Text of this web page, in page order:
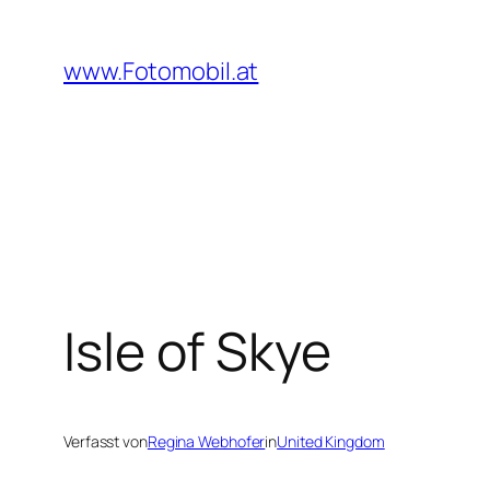
springen
www.Fotomobil.at
Isle of Skye
Verfasst vonRegina WebhoferinUnited Kingdom